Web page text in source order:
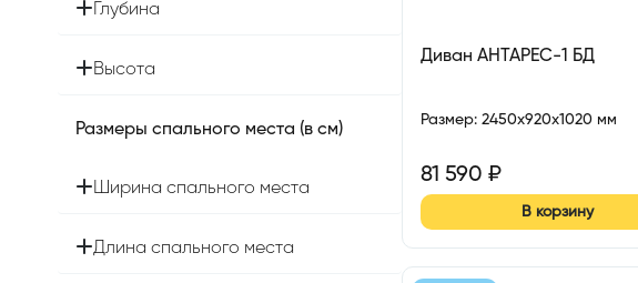
Глубина
Высота
Размеры спального места (в см)
Ширина спального места
Длина спального места
Диван АНТАРЕС-1 БД
Размер: 2450x920x1020 мм
81 590 ₽
В корзину